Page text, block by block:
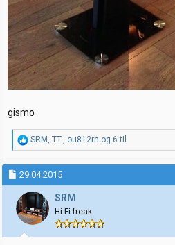
gismo
R
e
a
k
s
j
o
n
e
r
SRM , TT., ou812rh og 6 til
29.04.2015
SRM
Hi-Fi freak